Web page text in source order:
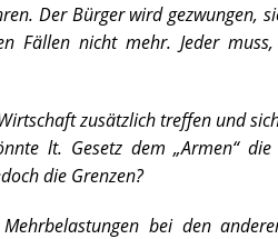
Der Bürger wird gezwungen,
Fällen nicht mehr. Jeder
zusätzlich treffen und
lt. Gesetz dem „Armen“
die Grenzen?
bei den